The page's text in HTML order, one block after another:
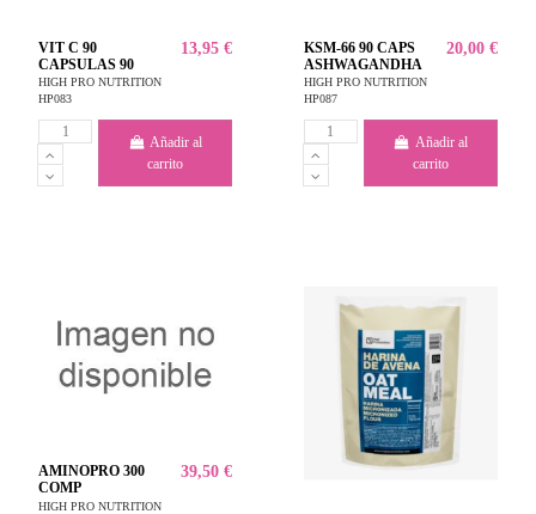
VIT C 90
CAPSULAS 90
HIGH PRO NUTRITION
HP083
13,95 €
Añadir al
carrito
KSM-66 90 CAPS
ASHWAGANDHA
HIGH PRO NUTRITION
HP087
20,00 €
Añadir al
carrito
AMINOPRO 300
COMP
HIGH PRO NUTRITION
39,50 €